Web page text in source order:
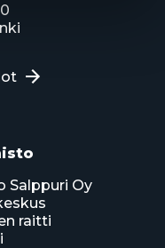
Salppuri Oy
raitti